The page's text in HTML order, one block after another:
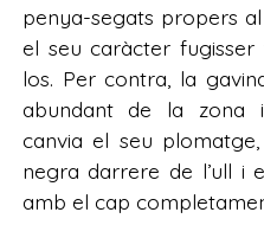
penya-segats propers
el seu caràcter
los. Per contra, la
abundant de la zona
canvia el seu
negra darrere de l’ull i
amb el cap